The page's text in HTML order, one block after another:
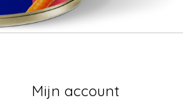
Mijn account